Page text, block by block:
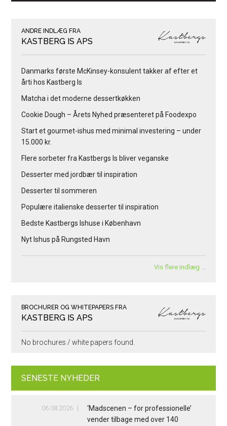
ANDRE INDLÆG FRA
KASTBERG IS APS
Danmarks første McKinsey-konsulent takker af efter et
årti hos Kastberg Is
Matcha i det moderne dessertkøkken
Cookie Dough – Årets Nyhed præsenteret på Foodexpo
Start et gourmet-ishus med minimal investering – under
15.000 kr.
Flere sorbeter fra Kastbergs Is bliver veganske
Desserter med jordbær til inspiration
Desserter til sommeren
Populære italienske desserter til inspiration
Bedste Kastbergs Ishuse i København
Nyt Ishus på Rungsted Havn
Vis flere indlæg …
BROCHURER OG WHITEPAPERS FRA
KASTBERG IS APS
No brochures / white papers found.
SENESTE NYHEDER
06.08.2026
‘Madscenen – for professionelle’
vender tilbage med over 140